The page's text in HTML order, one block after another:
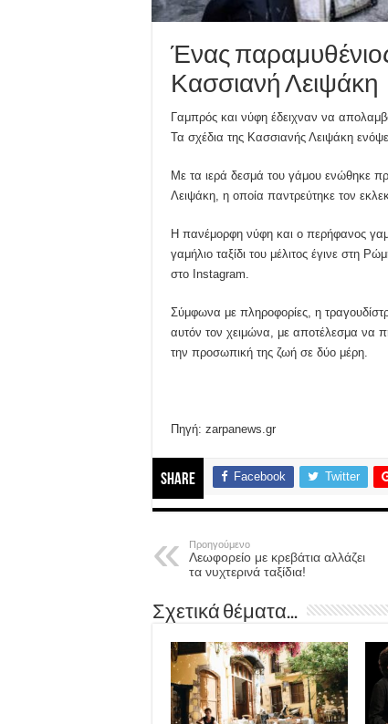
Ένας
Κασσιανή Λειψάκη
Γαμπρός και νύφη έδειχναν να
Τα σχέδια της Κασσιανής Λειψάκη
Με τα ιερά δεσμά του γάμου ενώθηκε
Λειψάκη, η οποία παντρεύτηκε τον
Η πανέμορφη νύφη και ο περήφανος
γαμήλιο ταξίδι του μέλιτος έγινε στη
στο Instagram.
Σύμφωνα με πληροφορίες, η
αυτόν τον χειμώνα, με αποτέλεσμα να
την προσωπική της ζωή σε δύο μέρη.
Πηγή: zarpanews.gr
Share Facebook Twitter
Προηγούμενο
Λεωφορείο με κρεβάτια αλλάζει
τα νυχτερινά ταξίδια!
Σχετικά θέματα...